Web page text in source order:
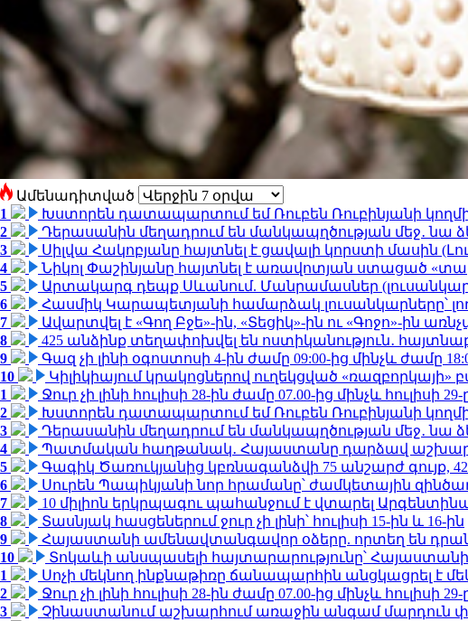
Ամենադիտված
1
Խստորեն դատապարտում եմ Ռուբեն Ռուբինյանի
2
Դերասանին մեղադրում են մանկապղծության մեջ․ նա
3
Սիլվա Հակոբյանը հայտնել է ցավալի կորստի մասին
4
Նիկոլ Փաշինյանը հայտնել է առավոտյան ստացած
5
Արտակարգ դեպք Սևանում. Մանրամասներ
6
Հասմիկ Կարապետյանի համարձակ լուսանկարները՝
7
Ավարտվել է «Գող Բջե»-ին, «Տեցիկ»-ին ու «Գոջո»-ին
8
425 անձինք տեղափոխվել են ոստիկանություն․
9
Գազ չի լինի օգոստոսի 4-ին ժամը 09:00-ից մինչև ժամը
10
Կիլիկիայում կրակոցներով ուղեկցված
1
Ջուր չի լինի հուլիսի 28-ին ժամը 07.00-ից մինչև հուլիսի
2
Խստորեն դատապարտում եմ Ռուբեն Ռուբինյանի
3
Դերասանին մեղադրում են մանկապղծության մեջ․ նա
4
Պատմական հաղթանակ․ Հայաստանը դարձավ
5
Գագիկ Ծառուկյանից կբռնագանձվի 75 անշարժ գույք,
6
Սուրեն Պապիկյանի նոր հրամանը՝ ժամկետային
7
10 միլիոն երկրպագու պահանջում է վտարել
8
Տասնյակ հասցեներում ջուր չի լինի՝ հուլիսի 15-ին և 16-ին
9
Հայաստանի ամենավտանգավոր օձերը. որտեղ են
10
Տոկաևի անսպասելի հայտարարությունը՝
1
Սոչի մեկնող ինքնաթիռը ճանապարհին անցկացրել է
2
Ջուր չի լինի հուլիսի 28-ին ժամը 07.00-ից մինչև հուլիսի
3
Չինաստանում աշխարհում առաջին անգամ մարդուն